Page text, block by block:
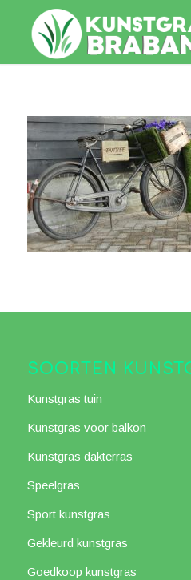
SOORTEN
Kunstgras tuin
Kunstgras voor balkon
Kunstgras dakterras
Speelgras
Sport kunstgras
Gekleurd kunstgras
Goedkoop kunstgras